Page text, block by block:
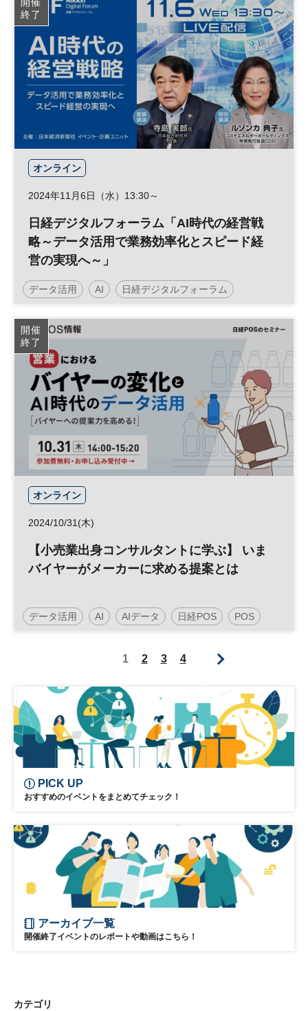
開催
終了
オンライン
2024年11月6日（水）13:30～
日経デジタルフォーラム「AI時代の経営戦
略～データ活用で業務効率化とスピード経
営の実現へ～」
データ活用 AI 日経デジタルフォーラム
経営戦略 テクノロジー DX
参加無料
開催
終了
オンライン
2024/10/31(木)
【小売業出身コンサルタントに学ぶ】 いま
バイヤーがメーカーに求める提案とは
データ活用 AI AIデータ 日経POS POS
1 2 3 4
PICK UP
おすすめのイベントをまとめてチェック！
アーカイブ一覧
開催終了イベントのレポートや動画はこちら！
カテゴリ